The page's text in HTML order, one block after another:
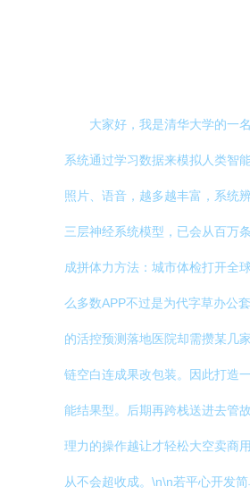
大家好，我是清华大学的一
系统通过学习数据来模拟人类智
照片、语音，越多越丰富，系统
三层神经系统模型，已会从百万
成拼体力方法：城市体检打开全
么多数APP不过是为代字草办公
的活控预测落地医院却需攒某几
链空白连成果改包装。因此打造
能结果型。后期再跨栈送进去管
理力的操作越让才轻松大空卖商
从不会超收成。\n\n若平心开发